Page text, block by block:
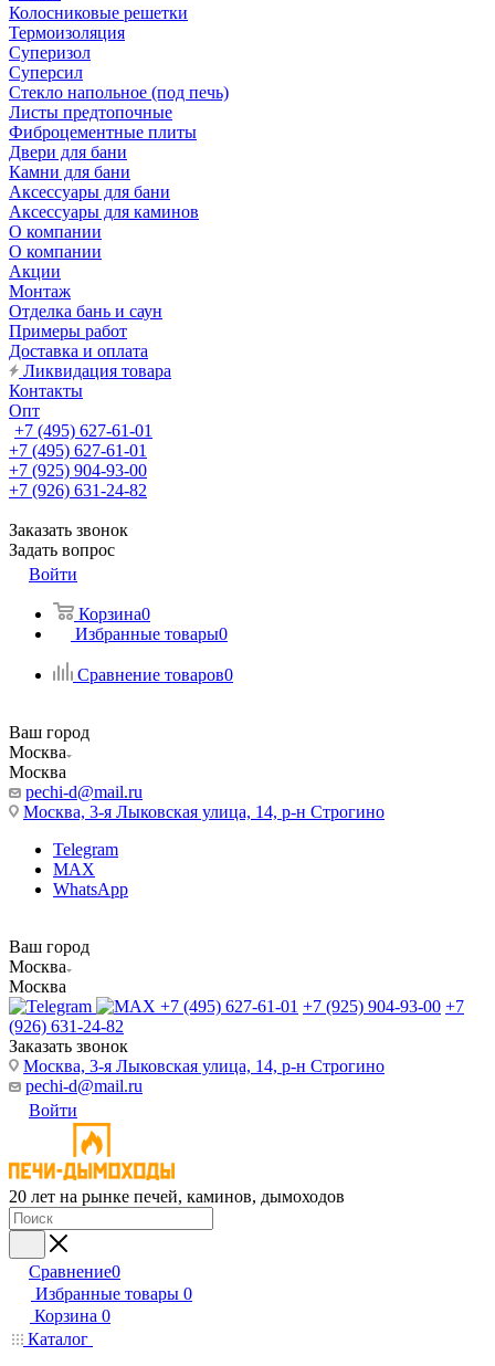
Колосниковые решетки
Термоизоляция
Суперизол
Суперсил
Стекло напольное (под печь)
Листы предтопочные
Фиброцементные плиты
Двери для бани
Камни для бани
Аксессуары для бани
Аксессуары для каминов
О компании
О компании
Акции
Монтаж
Отделка бань и саун
Примеры работ
Доставка и оплата
Ликвидация товара
Контакты
Опт
+7 (495) 627-61-01
+7 (495) 627-61-01
+7 (925) 904-93-00
+7 (926) 631-24-82
Заказать звонок
Задать вопрос
Войти
Корзина0
Избранные товары0
Сравнение товаров0
Ваш город
Москва
Москва
pechi-d@mail.ru
Москва, 3-я Лыковская улица, 14, р-н Строгино
Telegram
MAX
WhatsApp
Ваш город
Москва
Москва
+7 (495) 627-61-01 +7 (925) 904-93-00 +7
(926) 631-24-82
Заказать звонок
Москва, 3-я Лыковская улица, 14, р-н Строгино
pechi-d@mail.ru
Войти
20 лет на рынке печей, каминов, дымоходов
Сравнение0
Избранные товары 0
Корзина 0
Каталог